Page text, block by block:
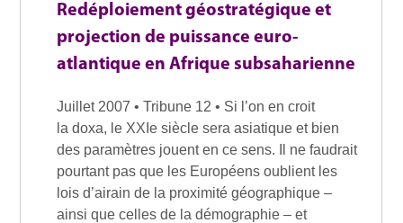
Redéploiement géostratégique et
projection de puissance euro-
atlantique en Afrique subsaharienne
Juillet 2007 • Tribune 12 • Si l’on en croit
la doxa, le XXIe siècle sera asiatique et bien
des paramètres jouent en ce sens. Il ne faudrait
pourtant pas que les Européens oublient les
lois d’airain de la proximité géographique –
ainsi que celles de la démographie – et